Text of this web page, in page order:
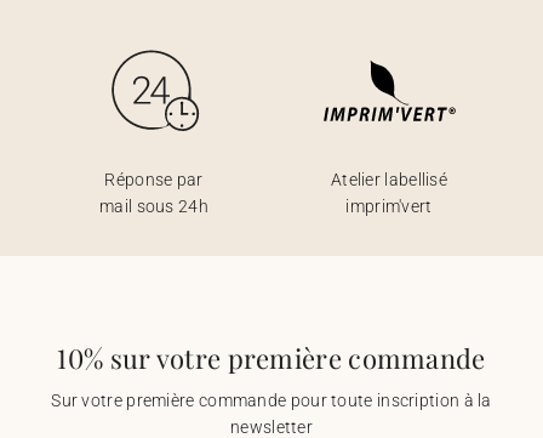
Réponse par
mail sous 24h
Atelier labellisé
imprim'vert
10% sur votre première commande
Sur votre première commande pour toute inscription à la
newsletter